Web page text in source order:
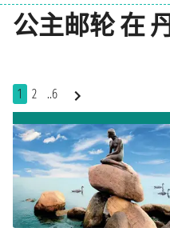
公主邮轮 在
1 2 ..6